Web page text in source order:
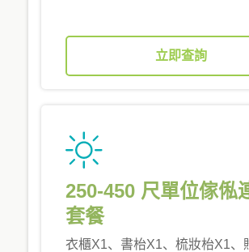
立即查詢
250-450 尺單位傢俬
套餐
衣櫃X1、書枱X1、梳妝枱X1、